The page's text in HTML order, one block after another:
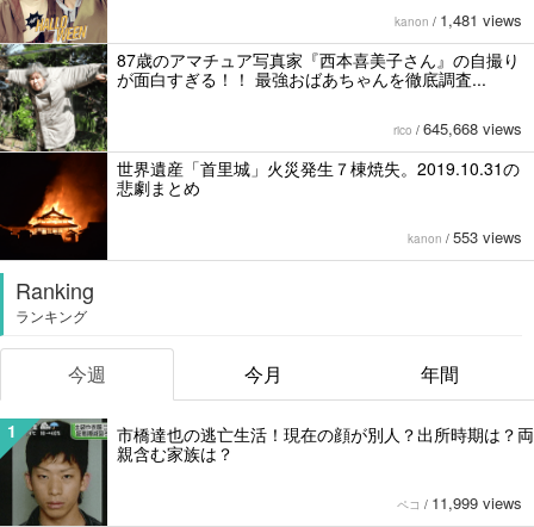
kanon / 1,481 views
87歳のアマチュア写真家『西本喜美子さん』の自撮り
が面白すぎる！！ 最強おばあちゃんを徹底調査...
rico / 645,668 views
世界遺産「首里城」火災発生７棟焼失。2019.10.31の
悲劇まとめ
kanon / 553 views
Ranking
ランキング
今週 今月 年間
1
市橋達也の逃亡生活！現在の顔が別人？出所時期は？両
親含む家族は？
ペコ / 11,999 views